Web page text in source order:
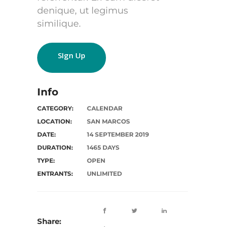
denique, ut legimus
similique.
SIgn Up
Info
CATEGORY:
CALENDAR
LOCATION:
SAN MARCOS
DATE:
14 SEPTEMBER 2019
DURATION:
1465 DAYS
TYPE:
OPEN
ENTRANTS:
UNLIMITED
Share: